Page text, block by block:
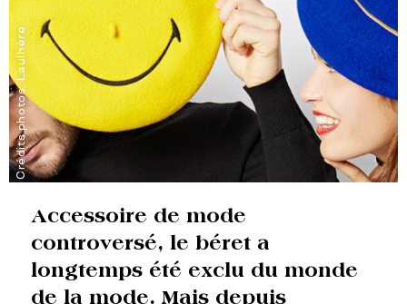
Crédits photos: Laulhère
Accessoire de mode
controversé, le béret a
longtemps été exclu du monde
de la mode. Mais depuis